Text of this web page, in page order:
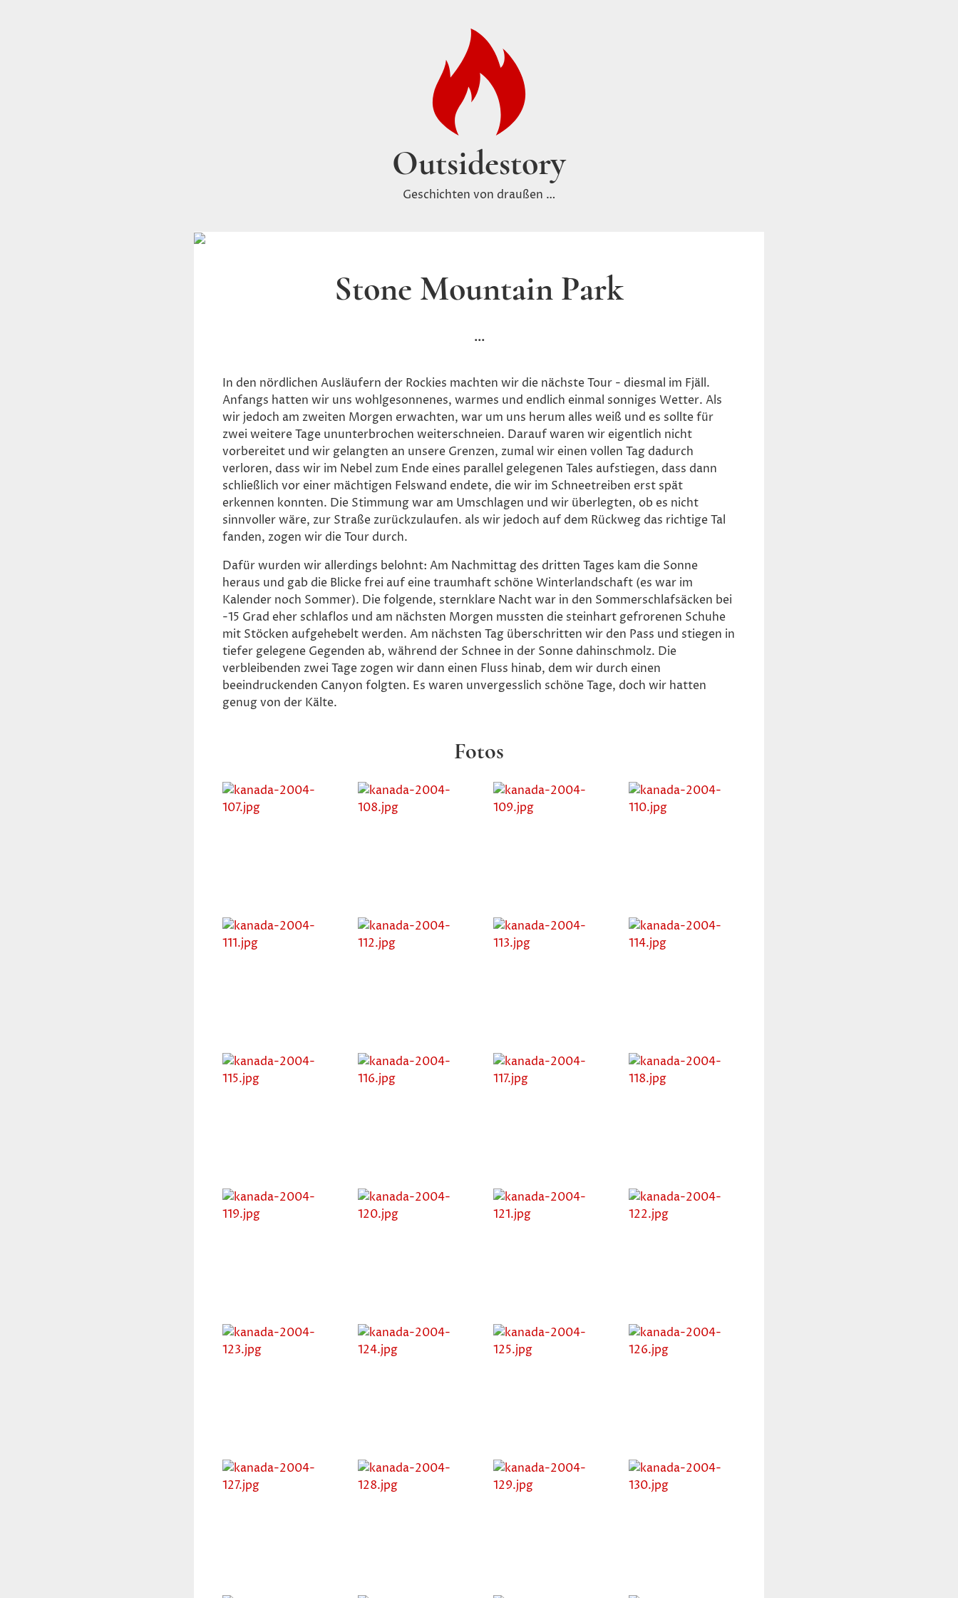
Outsidestory
Geschichten von draußen …
Stone Mountain Park
...
In den nördlichen Ausläufern der Rockies machten wir die nächste Tour - diesmal im Fjäll.
Anfangs hatten wir uns wohlgesonnenes, warmes und endlich einmal sonniges Wetter. Als
wir jedoch am zweiten Morgen erwachten, war um uns herum alles weiß und es sollte für
zwei weitere Tage ununterbrochen weiterschneien. Darauf waren wir eigentlich nicht
vorbereitet und wir gelangten an unsere Grenzen, zumal wir einen vollen Tag dadurch
verloren, dass wir im Nebel zum Ende eines parallel gelegenen Tales aufstiegen, dass dann
schließlich vor einer mächtigen Felswand endete, die wir im Schneetreiben erst spät
erkennen konnten. Die Stimmung war am Umschlagen und wir überlegten, ob es nicht
sinnvoller wäre, zur Straße zurückzulaufen. als wir jedoch auf dem Rückweg das richtige Tal
fanden, zogen wir die Tour durch.
Dafür wurden wir allerdings belohnt: Am Nachmittag des dritten Tages kam die Sonne
heraus und gab die Blicke frei auf eine traumhaft schöne Winterlandschaft (es war im
Kalender noch Sommer). Die folgende, sternklare Nacht war in den Sommerschlafsäcken bei
-15 Grad eher schlaflos und am nächsten Morgen mussten die steinhart gefrorenen Schuhe
mit Stöcken aufgehebelt werden. Am nächsten Tag überschritten wir den Pass und stiegen in
tiefer gelegene Gegenden ab, während der Schnee in der Sonne dahinschmolz. Die
verbleibenden zwei Tage zogen wir dann einen Fluss hinab, dem wir durch einen
beeindruckenden Canyon folgten. Es waren unvergesslich schöne Tage, doch wir hatten
genug von der Kälte.
Fotos